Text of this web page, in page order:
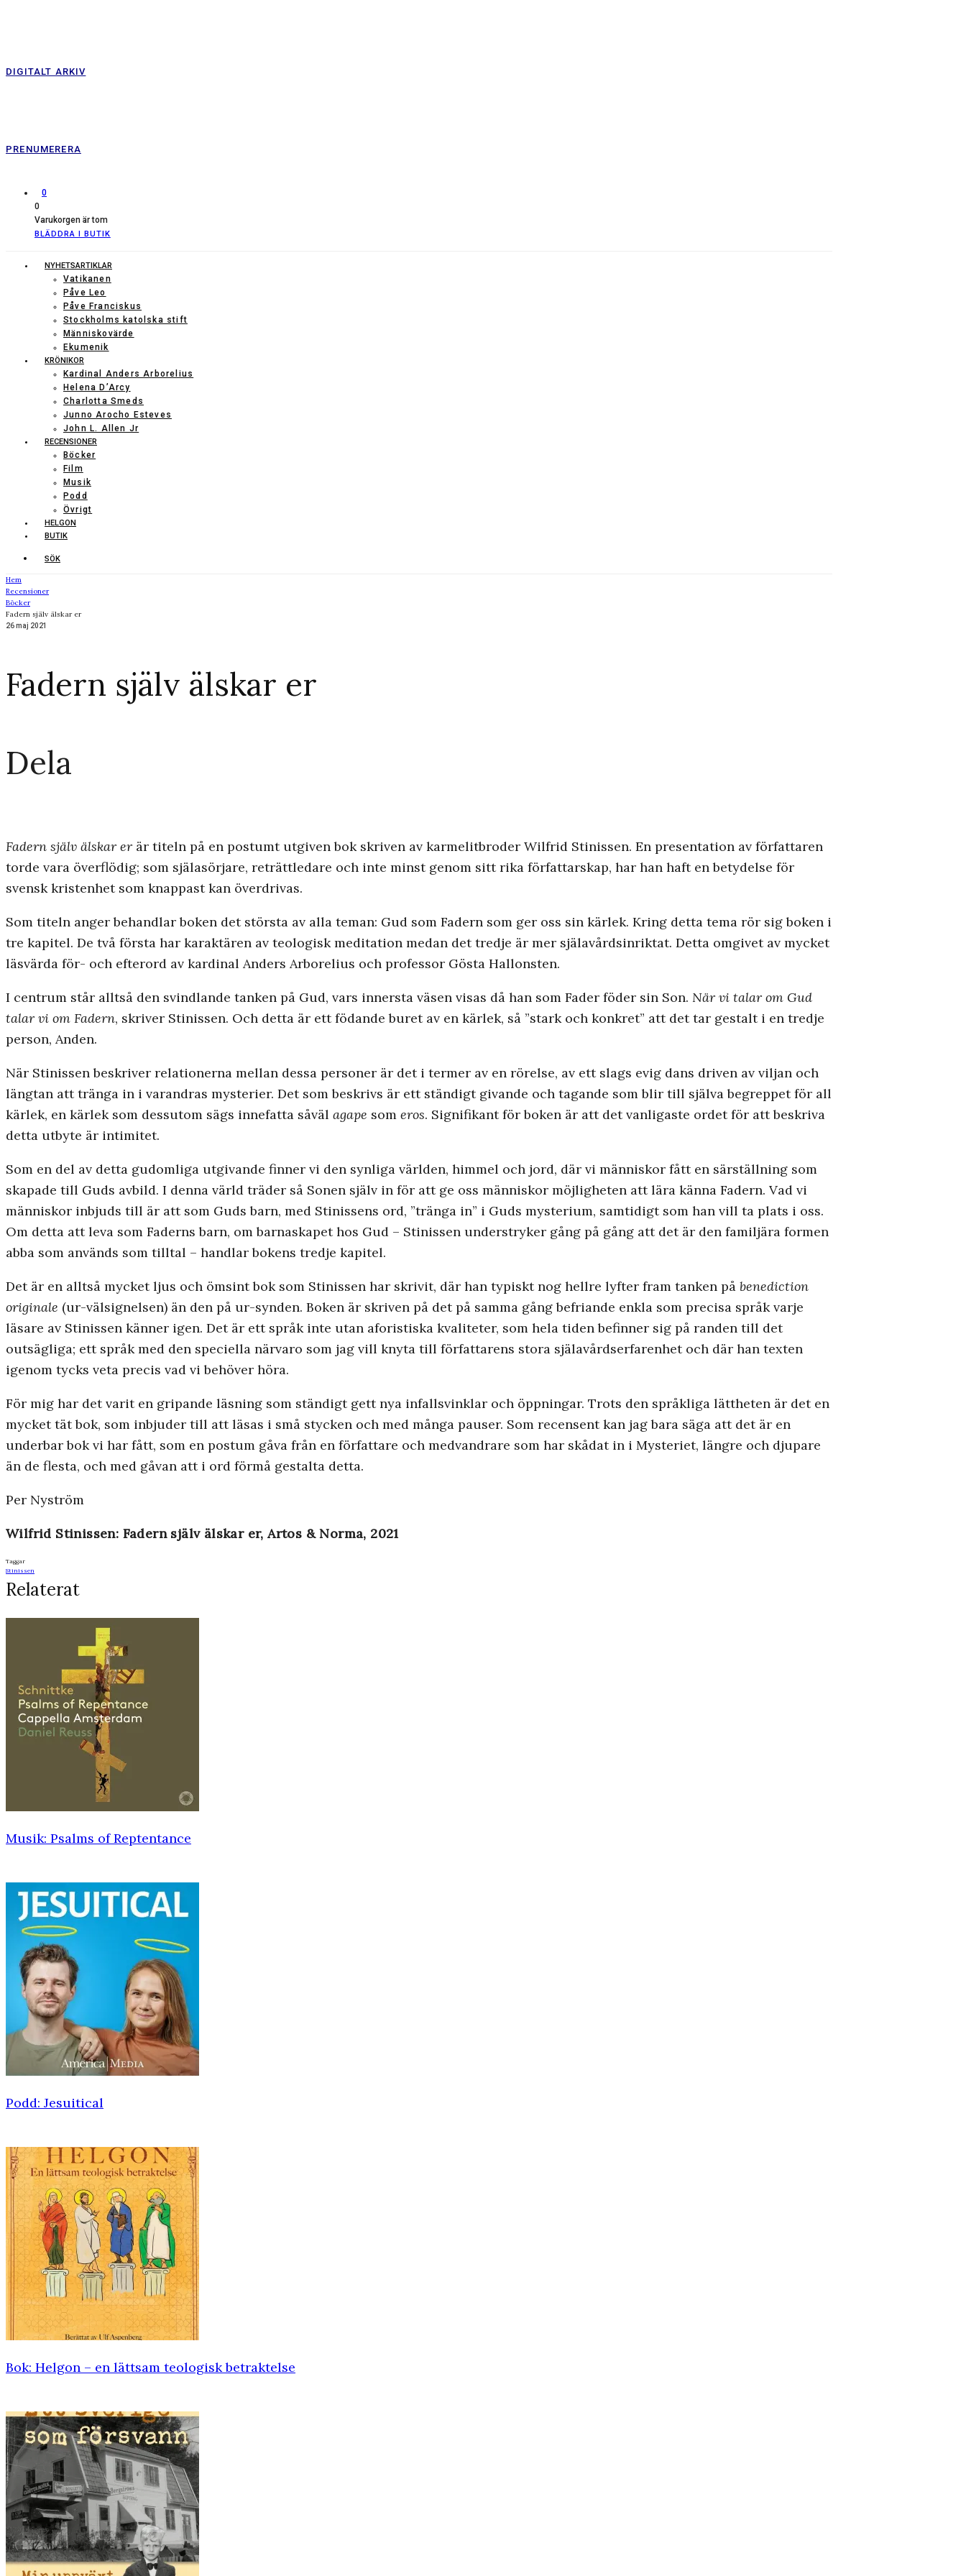
DIGITALT ARKIV
PRENUMERERA
0
0
Varukorgen är tom
BLÄDDRA I BUTIK
NYHETSARTIKLAR
Vatikanen
Påve Leo
Påve Franciskus
Stockholms katolska stift
Människovärde
Ekumenik
KRÖNIKOR
Kardinal Anders Arborelius
Helena D’Arcy
Charlotta Smeds
Junno Arocho Esteves
John L. Allen Jr
RECENSIONER
Böcker
Film
Musik
Podd
Övrigt
HELGON
BUTIK
SÖK
Hem
Recensioner
Böcker
Fadern själv älskar er
26 maj 2021
Fadern själv älskar er
Dela
Fadern själv älskar er är titeln på en postumt utgiven bok skriven av karmelitbroder Wilfrid Stinissen. En presentation av författaren
torde vara överflödig; som själasörjare, reträttledare och inte minst genom sitt rika författarskap, har han haft en betydelse för
svensk kristenhet som knappast kan överdrivas.
Som titeln anger behandlar boken det största av alla teman: Gud som Fadern som ger oss sin kärlek. Kring detta tema rör sig boken i
tre kapitel. De två första har karaktären av teologisk meditation medan det tredje är mer själavårdsinriktat. Detta omgivet av mycket
läsvärda för- och efterord av kardinal Anders Arborelius och professor Gösta Hallonsten.
I centrum står alltså den svindlande tanken på Gud, vars innersta väsen visas då han som Fader föder sin Son. När vi talar om Gud
talar vi om Fadern, skriver Stinissen. Och detta är ett födande buret av en kärlek, så ”stark och konkret” att det tar gestalt i en tredje
person, Anden.
När Stinissen beskriver relationerna mellan dessa personer är det i termer av en rörelse, av ett slags evig dans driven av viljan och
längtan att tränga in i varandras mysterier. Det som beskrivs är ett ständigt givande och tagande som blir till själva begreppet för all
kärlek, en kärlek som dessutom sägs innefatta såväl agape som eros. Signifikant för boken är att det vanligaste ordet för att beskriva
detta utbyte är intimitet.
Som en del av detta gudomliga utgivande finner vi den synliga världen, himmel och jord, där vi människor fått en särställning som
skapade till Guds avbild. I denna värld träder så Sonen själv in för att ge oss människor möjligheten att lära känna Fadern. Vad vi
män­niskor inbjuds till är att som Guds barn, med Stinissens ord, ”tränga in” i Guds mysterium, samtidigt som han vill ta plats i oss.
Om detta att leva som Faderns barn, om barnaskapet hos Gud – Stinissen understryker gång på gång att det är den familjära formen
abba som används som tilltal – handlar bokens tredje kapitel.
Det är en alltså mycket ljus och ömsint bok som Stinissen har skrivit, där han typiskt nog hellre lyfter fram tanken på benediction
originale (ur-välsignelsen) än den på ur-synden. Boken är skriven på det på samma gång befriande enkla som precisa språk varje
läsare av Stinissen känner igen. Det är ett språk inte utan aforistiska kvaliteter, som hela tiden befinner sig på randen till det
outsägliga; ett språk med den speciella närvaro som jag vill knyta till författarens stora själavårdserfarenhet och där han texten
igenom tycks veta precis vad vi behöver höra.
För mig har det varit en gripande läsning som ständigt gett nya infallsvinklar och öppningar. Trots den språkliga lättheten är det en
mycket tät bok, som inbjuder till att läsas i små stycken och med många pauser. Som recensent kan jag bara säga att det är en
underbar bok vi har fått, som en postum gåva från en författare och medvandrare som har skådat in i Mysteriet, längre och djupare
än de flesta, och med gåvan att i ord förmå gestalta detta.
Per Nyström
Wilfrid Stinissen: Fadern själv älskar er, Artos & Norma, 2021
Taggar
Stinissen
Relaterat
Musik: Psalms of Reptentance
Podd: Jesuitical
Bok: Helgon – en lättsam teologisk ­betraktelse